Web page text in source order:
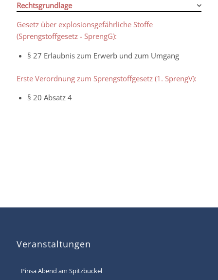
Rechtsgrundlage
Gesetz über explosionsgefährliche Stoffe
(Sprengstoffgesetz - SprengG):
§ 27 Erlaubnis zum Erwerb und zum Umgang
Erste Verordnung zum Sprengstoffgesetz (1. SprengV):
§ 20 Absatz 4
Veranstaltungen
Pinsa Abend am Spitzbuckel